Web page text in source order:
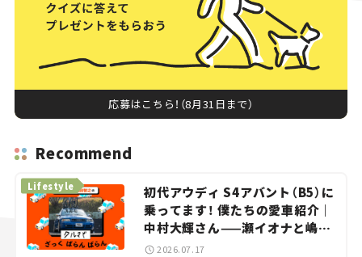
応募はこちら！（8月31日まで）
Recommend
初代アウディ S4アバント（B5）に
乗ってます！ 僕たちの愛車紹介｜
中村大輝さん——瀬イオナと嶋田
智之の「クルマでざっくばらんば
Lifestyle
2026.07.17